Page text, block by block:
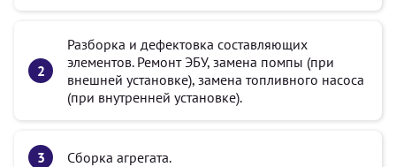
Разборка и дефектовка составляющих
элементов. Ремонт ЭБУ, замена помпы (при
внешней установке), замена топливного насоса
(при внутренней установке).
Сборка агрегата.